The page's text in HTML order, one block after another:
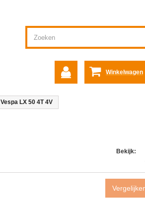
Winkelwagen
LX 50 4T 4V
Bekijk: